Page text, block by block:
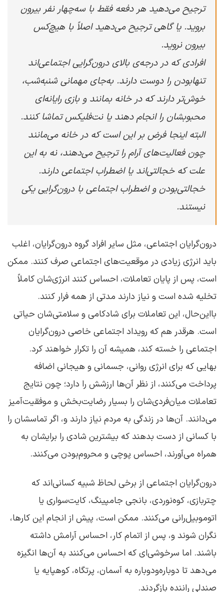
ترجیح می‌دهید هر دفعه فقط با سه‌چهار نفر بیرون
بروید. یا گاهی ترجیح می‌دهید اصلاً با هیچ‌کس
بیرون نروید.
افرادی که در درجه‌ی بالای درون‌گرایی اجتماعی‌اند
تنهابودن را دوست دارند. به‌جای مهمانی شنبه‌شب،
خوش‌تر دارند که در خانه بمانند و بازی رایانه‌ای
محبوبشان را انجام دهند یا نت‌فلیکس تماشا کنند.
البته اینجا فرض بر این است که در خانه می‌مانند
چون فعالیت‌های آرام را ترجیح می‌دهند، نه به این
علت که خجالتی‌اند یا اضطراب اجتماعی دارند.
خجالتی‌بودن و اضطراب اجتماعی با درون‌گرایی یکی
نیستند.
درون‌گرایان اجتماعی، مثل سایر افراد گروه درون‌گرایان، اغلب
باید انرژی زیادی در موقعیت‌های اجتماعی صرف کنند. ممکن
است، پس از پایان تعاملات، احساس کنند انرژی‌شان کاملاً
تخلیه شده‌ است و نیاز دارند مدتی از همه فرار کنند.
بااین‌حال، این تعاملات برای شادکامی و سلامتی‌شان حیاتی
است. هرقدر هم که رویداد اجتماعی خاصی درون‌گرایان
اجتماعی را خسته کند، همیشه آن را تکرار خواهند کرد.
بهایی که برای انرژی روانی، جسمانی و هیجانی اضافه
پرداخت می‌کنند، از نظر آن‌ها ارزشش را دارد؛ چون نتایج
تعاملات میان‌فردی‌شان را بسیار رضایت‌بخش و موفقیت‌آمیز
می‌دانند. آن‌ها در زندگی به مردم نیاز دارند و، اگر تماسشان را
با کسانی از دست بدهند که بیشترین شادی را برایشان به
همراه می‌آورند، احساس پوچی و محروم‌بودن می‌کنند.
درون‌گرایان اجتماعی از برخی لحاظ شبیه کسانی‌اند که
چتربازی، کوه‌نوردی، بانجی جامپینگ، کایت‌سواری یا
اتوموبیل‌رانی می‌کنند. ممکن است، پیش از انجام این کارها،
نگران شوند و، پس از اتمام کار، احساس آرامش داشته
باشند. اما سرخوشی‌ای که احساس می‌کنند به آن‌ها انگیزه
می‌دهد تا دوباره‌ودوباره به آسمان، پرتگاه، کوهپایه یا
صندلی راننده بازگردند.